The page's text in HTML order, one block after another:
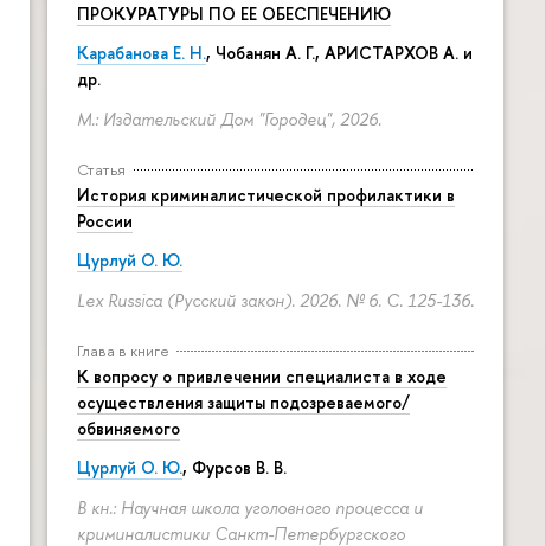
ПРОКУРАТУРЫ ПО ЕЕ ОБЕСПЕЧЕНИЮ
Карабанова Е. Н., Чобанян А. Г., АРИСТАРХОВ А. и
др.
М.: Издательский Дом "Городец", 2026.
Статья
История криминалистической профилактики в
России
Цурлуй О. Ю.
Lex Russica (Русский закон). 2026. № 6. С. 125-136.
Глава в книге
К вопросу о привлечении специалиста в ходе
осуществления защиты подозреваемого/
обвиняемого
Цурлуй О. Ю., Фурсов В. В.
В кн.: Научная школа уголовного процесса и
криминалистики Санкт-Петербургского